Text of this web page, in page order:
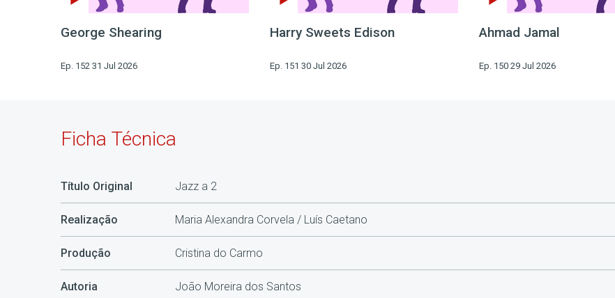
George Shearing
Ep. 152 31 Jul 2026
Harry Sweets Edison
Ep. 151 30 Jul 2026
Ahmad Jamal
Ep. 150 29 Jul 2026
Ficha Técnica
Título Original Jazz a 2
Realização Maria Alexandra Corvela / Luís Caetano
Produção Cristina do Carmo
Autoria João Moreira dos Santos